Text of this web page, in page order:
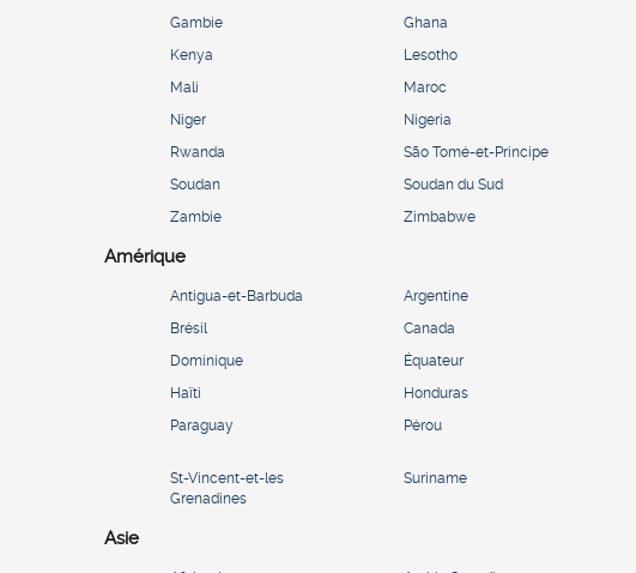
Gambie
Ghana
Kenya
Lesotho
Mali
Maroc
Niger
Nigeria
Rwanda
São Tomé-et-Principe
Soudan
Soudan du Sud
Zambie
Zimbabwe
Amérique
Antigua-et-Barbuda Argentine
Brésil
Canada
Dominique
Équateur
Haïti
Honduras
Paraguay
Pérou
St-Vincent-et-les
Grenadines
Suriname
Asie